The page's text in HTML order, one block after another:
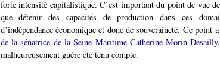
forte intensité capitalistique. C’est important du point de vue
que détenir des capacités de production dans ces
d’indépendance économique et donc de souveraineté. Ce point
de la sénatrice de la Seine Maritime Catherine Morin-Desailly
malheureusement guère été tenu compte.